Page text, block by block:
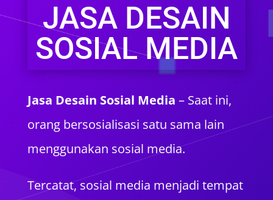
JASA DESAIN
SOSIAL MEDIA
Jasa Desain Sosial Media – Saat ini,
orang bersosialisasi satu sama lain
menggunakan sosial media.
Tercatat, sosial media menjadi tempat